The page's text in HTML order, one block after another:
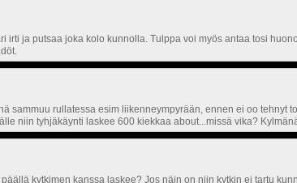
irti ja putsaa joka kolo kunnolla. Tulppa voi myös antaa tosi
sammuu rullatessa esim liikenneympyrään, ennen ei oo tehnyt
niin tyhjäkäynti laskee 600 kiekkaa about...missä vika?
kytkimen kanssa laskee? Jos näin on niin kytkin ei tartu